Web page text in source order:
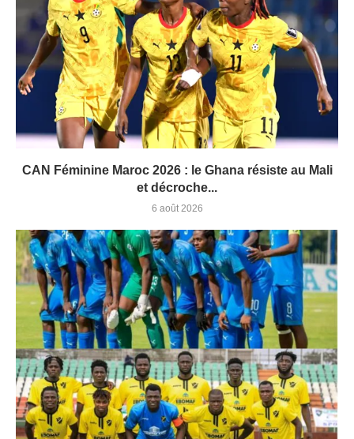
CAN Féminine Maroc 2026 : le Ghana résiste au Mali
et décroche...
6 août 2026